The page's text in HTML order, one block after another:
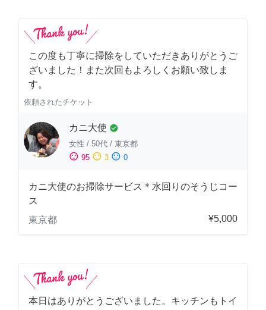
この度も丁寧に掃除をしていただきありがとうご
ざいました！また次回もよろしくお願い致しま
す。
依頼されたチケット
カニ大使 check_circle
女性 / 50代 / 東京都
sentiment_satisfied 95 sentiment_neutral 3 sentiment_dissatisfied 0
カニ大使のお掃除サービス＊水回りのそうじコー
ス
東京都
¥5,000
本日はありがとうございました。キッチンもトイ